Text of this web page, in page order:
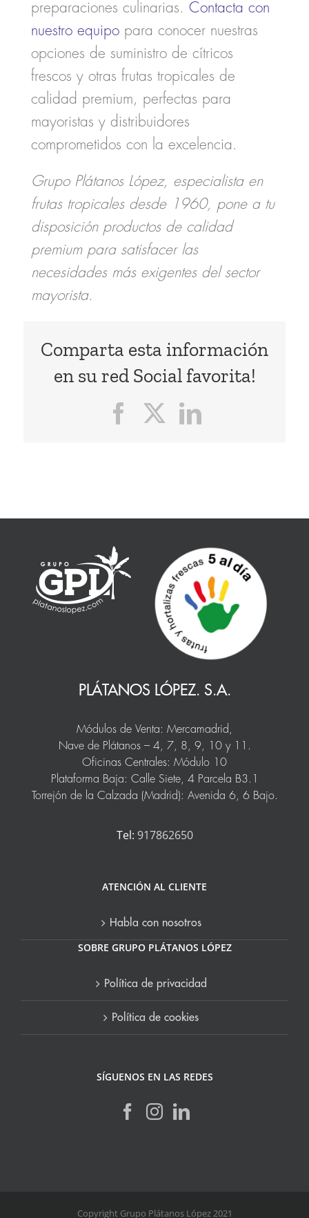
preparaciones culinarias. Contacta con
nuestro equipopara conocer nuestras
opciones de suministro de cítricos
frescos y otras frutas tropicales de
calidad premium, perfectas para
mayoristas y distribuidores
comprometidos con la excelencia.
Grupo Plátanos López, especialista en
frutas tropicales desde 1960, pone a tu
disposición productos de calidad
premium para satisfacer las
necesidades más exigentes del sector
mayorista.
Comparta esta información
en su red Social favorita!
Facebook
X LinkedIn
PLÁTANOS LÓPEZ. S.A.
Módulos de Venta: Mercamadrid,
Nave de Plátanos – 4, 7, 8, 9, 10 y 11.
Oficinas Centrales: Módulo 10
Plataforma Baja: Calle Siete, 4 Parcela B3.1
Torrejón de la Calzada (Madrid): Avenida 6, 6 Bajo.
Tel: 917862650
ATENCIÓN AL CLIENTE
Habla con nosotros
SOBRE GRUPO PLÁTANOS LÓPEZ
Política de privacidad
Política de cookies
SÍGUENOS EN LAS REDES
Copyright Grupo Plátanos López 2021